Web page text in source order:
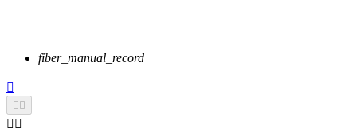
fiber_manual_record


 